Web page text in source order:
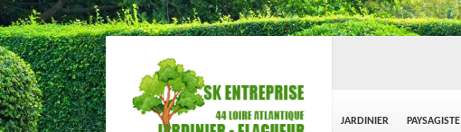
JARDINIER
PAYSAGISTE